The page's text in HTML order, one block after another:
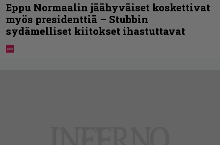
Eppu Normaalin jäähyväiset koskettivat
myös presidenttiä – Stubbin
sydämelliset kiitokset ihastuttavat